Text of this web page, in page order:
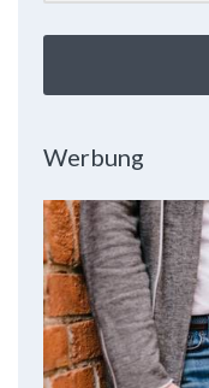
Werbung